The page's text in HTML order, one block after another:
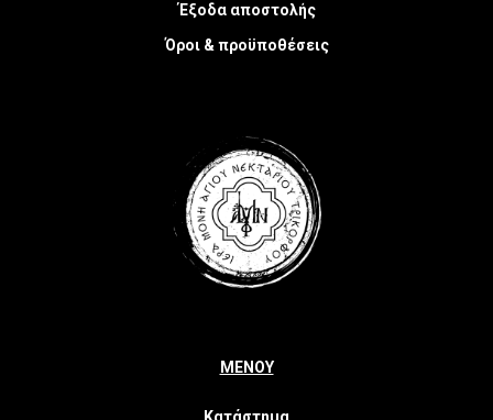
Έξοδα αποστολής
Όροι & προϋποθέσεις
ΜΕΝΟΥ
Κατάστημα